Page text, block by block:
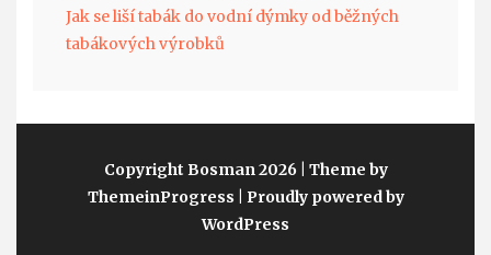
Jak se liší tabák do vodní dýmky od běžných
tabákových výrobků
Copyright Bosman 2026
| Theme by
ThemeinProgress
| Proudly powered by
WordPress